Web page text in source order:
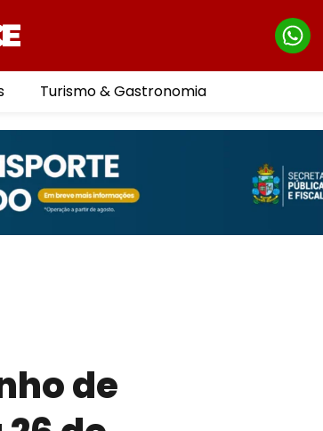
Turismo & Gastronomia
de